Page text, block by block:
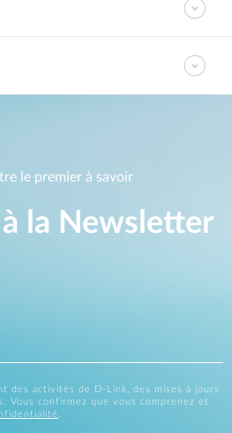
le premier à savoir
la Newsletter
des activités de D-Link, des mises à jours
Vous confirmez que vous comprenez et
.